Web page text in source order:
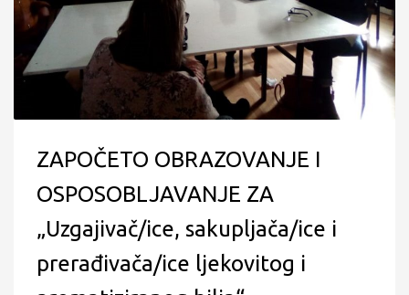
ZAPOČETO OBRAZOVANJE I
OSPOSOBLJAVANJE ZA
„Uzgajivač/ice, sakupljača/ice i
prerađivača/ice ljekovitog i